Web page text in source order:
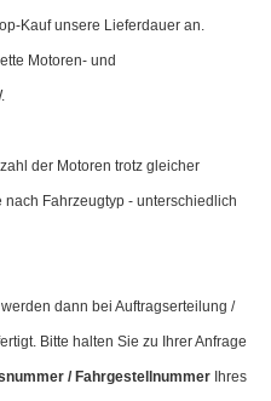
Kauf unsere Lieferdauer an.
Motoren- und
der Motoren trotz gleicher
Fahrzeugtyp - unterschiedlich
dann bei Auftragserteilung /
Bitte halten Sie zu Ihrer Anfrage
/ Fahrgestellnummer Ihres